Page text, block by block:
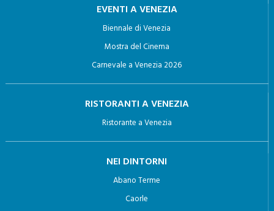
Palazzo Ducale con Biglietti Last-Minute Fast Track
EVENTI A VENEZIA
Biennale di Venezia
Mostra del Cinema
Carnevale a Venezia 2026
RISTORANTI A VENEZIA
Ristorante a Venezia
NEI DINTORNI